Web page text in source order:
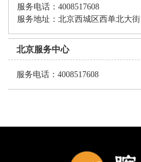
服务电话：4008517608
服务地址：北京西城区西单北大街
北京服务中心
服务电话：4008517608